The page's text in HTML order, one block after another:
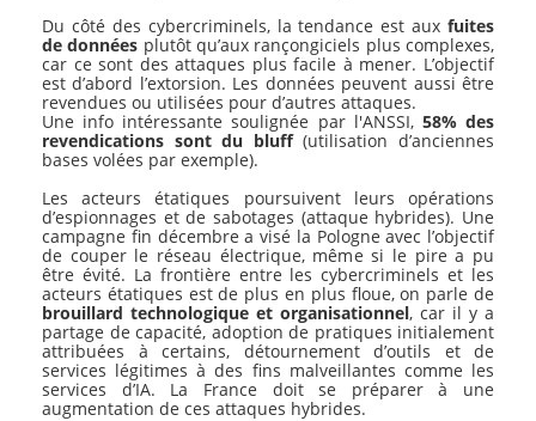
Du côté des cybercriminels, la tendance est aux fuites
de données plutôt qu’aux rançongiciels plus complexes,
car ce sont des attaques plus facile à mener. L’objectif
est d’abord l’extorsion. Les données peuvent aussi être
revendues ou utilisées pour d’autres attaques.
Une info intéressante soulignée par l'ANSSI, 58% des
revendications sont du bluff(utilisation d’anciennes
bases volées par exemple).
Les acteurs étatiques poursuivent leurs opérations
d’espionnages et de sabotages (attaque hybrides). Une
campagne fin décembre a visé la Pologne avec l’objectif
de couper le réseau électrique, même si le pire a pu
être évité. La frontière entre les cybercriminels et les
acteurs étatiques est de plus en plus floue, on parle de
brouillard technologique et organisationnel, car il y a
partage de capacité, adoption de pratiques initialement
attribuées à certains, détournement d’outils et de
services légitimes à des fins malveillantes comme les
services d’IA. La France doit se préparer à une
augmentation de ces attaques hybrides.